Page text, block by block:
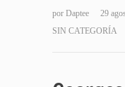
por Daptee
29
SIN CATEGORÍA